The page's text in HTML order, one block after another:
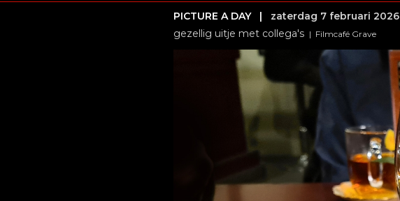
PICTURE A DAY | zaterdag 7 februari 2026
gezellig uitje met collega's | Filmcafé Grave